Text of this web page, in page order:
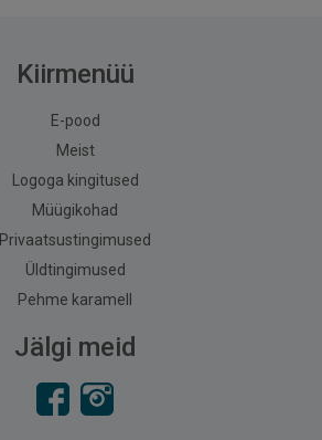
Kiirmenüü
E-pood
Meist
Logoga kingitused
Müügikohad
Privaatsustingimused
Üldtingimused
Pehme karamell
Jälgi meid